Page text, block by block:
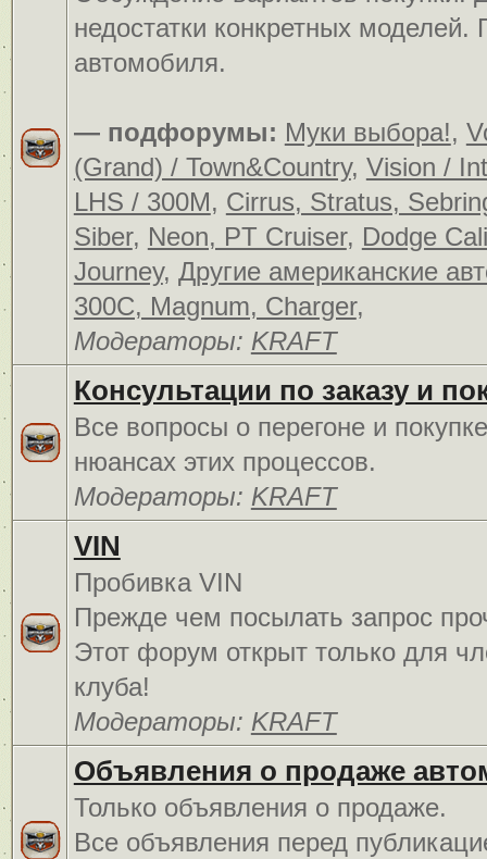
недостатки конкретных
автомобиля.
— подфорумы: Муки выбора!,
(Grand) / Town&Country, Vision /
LHS / 300M, Cirrus, Stratus,
Siber, Neon, PT Cruiser, Dodge
Journey, Другие американские
300C, Magnum, Charger,
Модераторы: KRAFT
Консультации по заказу и
Все вопросы о перегоне и
нюансах этих процессов.
Модераторы: KRAFT
VIN
Пробивка VIN
Прежде чем посылать запрос
Этот форум открыт только для
клуба!
Модераторы: KRAFT
Объявления о продаже
Только объявления о продаже.
Все объявления перед